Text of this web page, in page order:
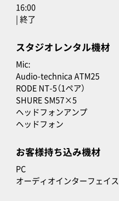
16:00
| 終了
スタジオレンタル機材
Mic:
Audio-technica ATM25
RODE NT-5（1ペア）
SHURE SM57×5
ヘッドフォンアンプ
ヘッドフォン
お客様持ち込み機材
PC
オーディオインターフェイス